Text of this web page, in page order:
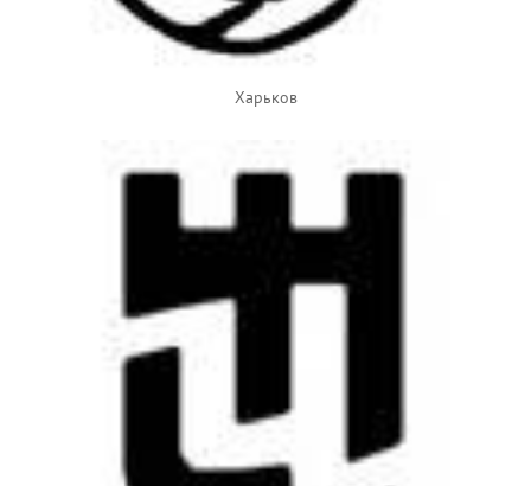
Харьков